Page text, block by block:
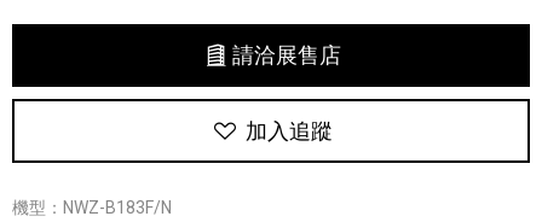
請洽展售店
加入追蹤
機型：NWZ-B183F/N